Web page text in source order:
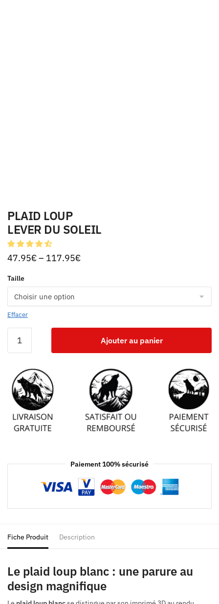
PLAID LOUP
LEVER DU SOLEIL
47.95€– 117.95€
Taille
Effacer
Ajouter au panier
Paiement 100% sécurisé
Fiche Produit Description
Le plaid loup blanc : une parure au
design magnifique